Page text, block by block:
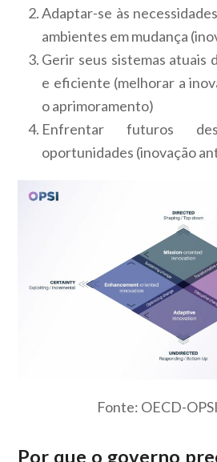
Adaptar-se às
ambientes em mudança
Gerir seus sistemas atuais
e eficiente (melhorar a
o aprimoramento)
Enfrentar futuros
oportunidades (inovação
Fonte: OECD-
Por que o governo